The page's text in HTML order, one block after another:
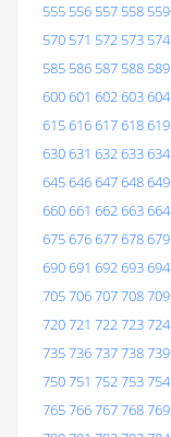
555 556 557 558 559
570 571 572 573 574
585 586 587 588 589
600601 602603604
615616617618619
630631 632633634
645646647648649
660661 662663664
675676677678679
690691 692693694
705706707708709
720721 722723724
735736737738739
750751 752753754
765766767768769